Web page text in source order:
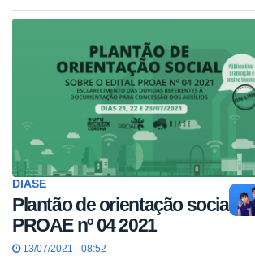
DIASE
Plantão de orientação social
PROAE nº 04 2021
13/07/2021 - 08:52